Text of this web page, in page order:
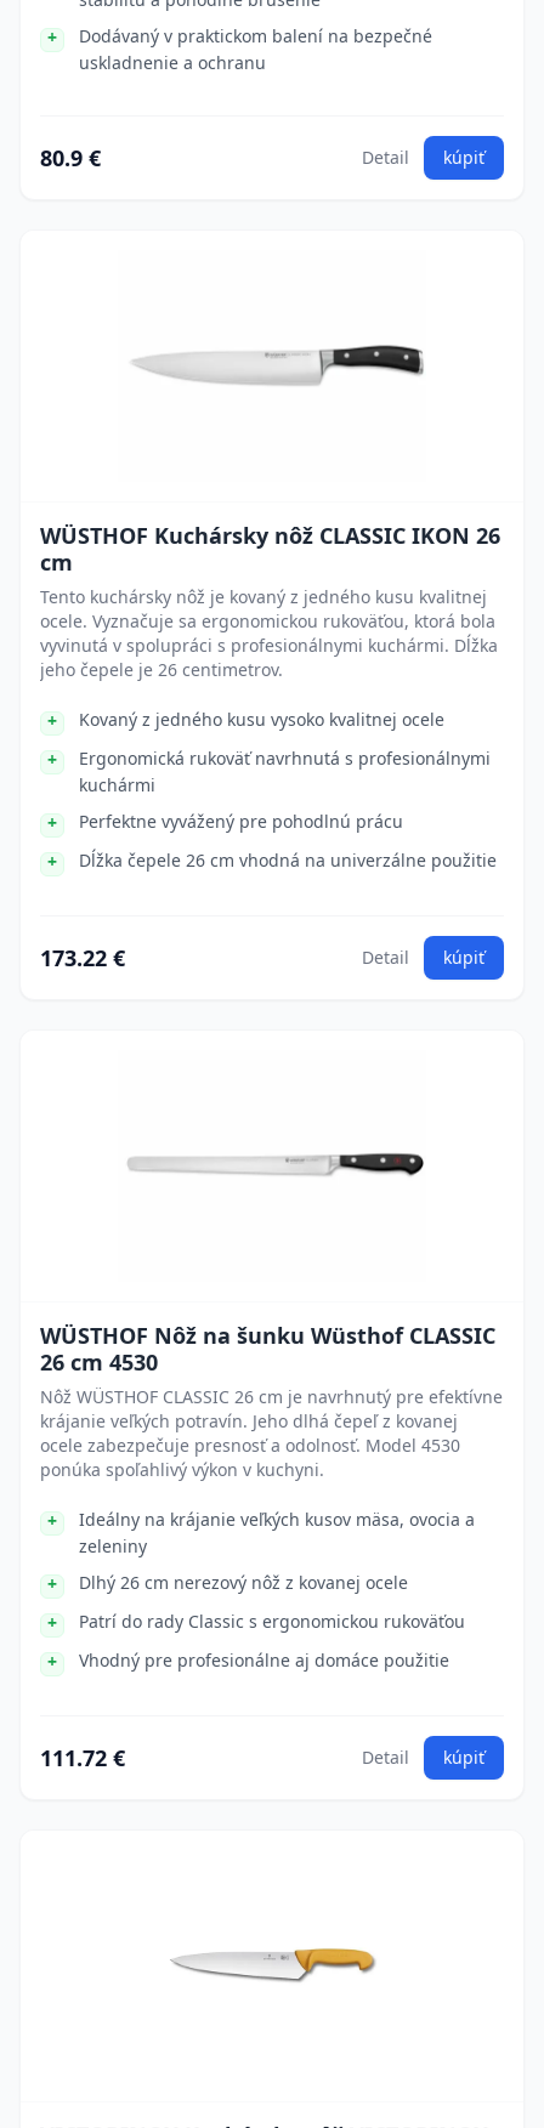
Dodávaný v praktickom balení na bezpečné
uskladnenie a ochranu
80.9 € Detail kúpiť
WÜSTHOF Kuchársky nôž CLASSIC IKON 26
cm
Tento kuchársky nôž je kovaný z jedného kusu kvalitnej
ocele. Vyznačuje sa ergonomickou rukoväťou, ktorá bola
vyvinutá v spolupráci s profesionálnymi kuchármi. Dĺžka
jeho čepele je 26 centimetrov.
Kovaný z jedného kusu vysoko kvalitnej ocele
Ergonomická rukoväť navrhnutá s profesionálnymi
kuchármi
Perfektne vyvážený pre pohodlnú prácu
Dĺžka čepele 26 cm vhodná na univerzálne použitie
173.22 € Detail kúpiť
WÜSTHOF Nôž na šunku Wüsthof CLASSIC
26 cm 4530
Nôž WÜSTHOF CLASSIC 26 cm je navrhnutý pre efektívne
krájanie veľkých potravín. Jeho dlhá čepeľ z kovanej
ocele zabezpečuje presnosť a odolnosť. Model 4530
ponúka spoľahlivý výkon v kuchyni.
Ideálny na krájanie veľkých kusov mäsa, ovocia a
zeleniny
Dlhý 26 cm nerezový nôž z kovanej ocele
Patrí do rady Classic s ergonomickou rukoväťou
Vhodný pre profesionálne aj domáce použitie
111.72 € Detail kúpiť